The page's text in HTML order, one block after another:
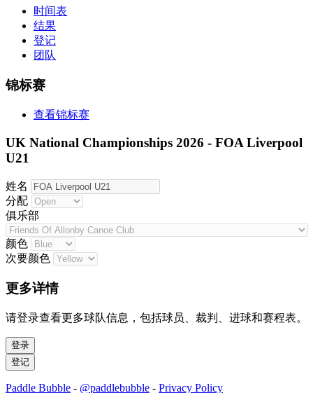
时间表
结果
登记
团队
锦标赛
查看锦标赛
UK National Championships 2026 - FOA Liverpool
U21
姓名
分配
俱乐部
颜色
次要颜色
更多详情
请登录查看更多球队信息，包括球员、裁判、进球和赛程表。
Paddle Bubble - @paddlebubble - Privacy Policy